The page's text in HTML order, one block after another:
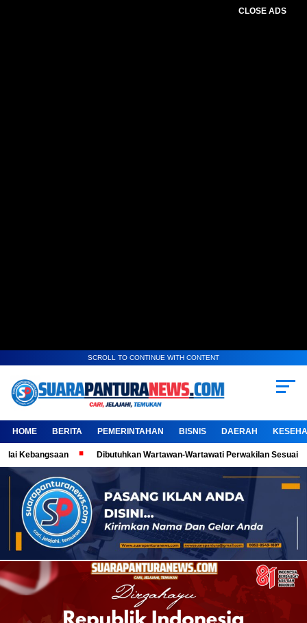
CLOSE ADS
SCROLL TO CONTINUE WITH CONTENT
HOME BERITA PEMERINTAHAN BISNIS DAERAH
Dibutuhkan Wartawan-Wartawati Perwakilan Sesuai Domisili,